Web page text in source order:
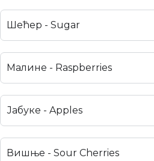
Шећер - Sugar
Малине - Raspberries
Јабуке - Apples
Вишње - Sour Cherries